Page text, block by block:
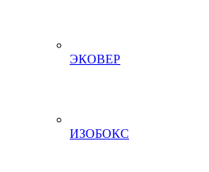
ЭКОВЕР
ИЗОБОКС